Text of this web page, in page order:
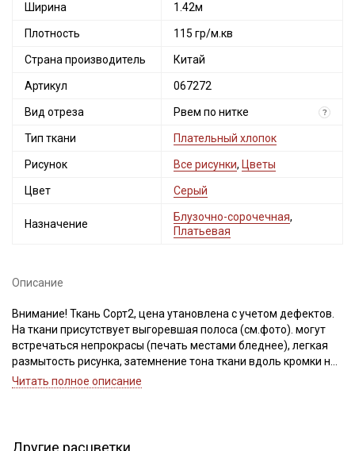
Ширина 1.42м
Плотность 115 гр/м.кв
Страна производитель Китай
Артикул 067272
Вид отреза Рвем по нитке ?
Тип ткани Плательный хлопок
Рисунок Все рисунки, Цветы
Цвет Серый
Назначение
Блузочно-сорочечная,
Платьевая
Описание
Внимание! Ткань Сорт2, цена утановлена с учетом дефектов.
На ткани присутствует выгоревшая полоса (см.фото). могут
встречаться непрокрасы (печать местами бледнее), легкая
размытость рисунка, затемнение тона ткани вдоль кромки на
расстоянии до 5 см от края, на светлых тканях изредка могут
данного вида ткани это браком и дефектом не считается.
Читать полное описание
Другие расцветки